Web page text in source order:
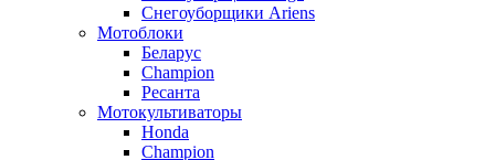
Снегоуборщики Ariens
Мотоблоки
Беларус
Champion
Ресанта
Мотокультиваторы
Honda
Champion